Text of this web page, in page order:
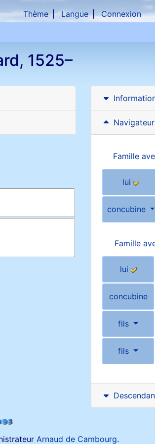
Thème Langue Connexion
, 1525–
Famille
lui
concubine
Famille
lui
concubine
fils
fils
Arnaud de Cambourg.